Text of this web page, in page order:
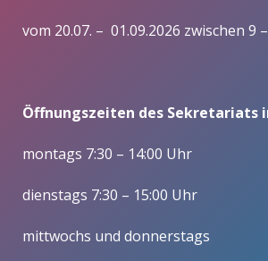
vom 20.07. – 01.09.2026 zwischen 9
Öffnungszeiten des Sekretariats
montags 7:30 – 14:00 Uhr
dienstags 7:30 – 15:00 Uhr
mittwochs und donnerstags